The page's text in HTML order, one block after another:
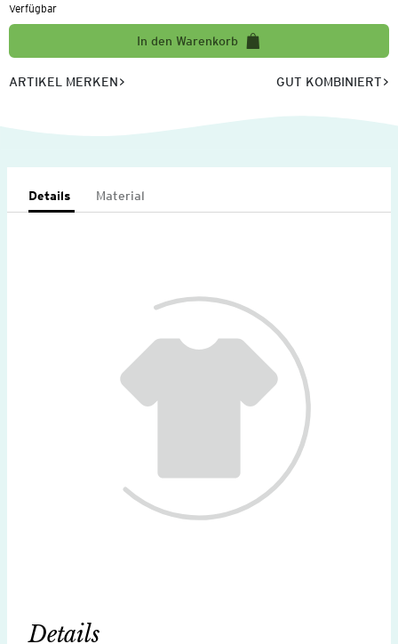
Verfügbar
In den Warenkorb
ARTIKEL MERKEN GUT KOMBINIERT
Details Material
Details